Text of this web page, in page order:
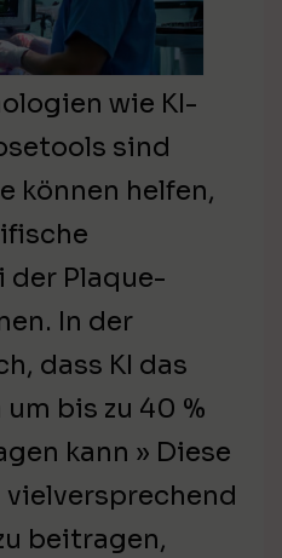
wie KI-
sind
können helfen,
der Plaque-
In der
dass KI das
bis zu 40 %
kann » Diese
beitragen,